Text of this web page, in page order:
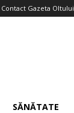
Contact Gazeta Oltului
SĂNĂTATE